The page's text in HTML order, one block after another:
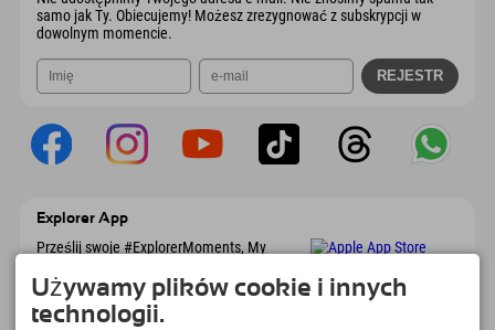
samo jak Ty. Obiecujemy! Możesz zrezygnować z subskrypcji w
dowolnym momencie.
Explorer App
Prześlij swoje #ExplorerMoments, My
marzeń, przeglądem restauracji i wieloma
innymi. Pobierz teraz!
Używamy plików cookie i innych
technologii.